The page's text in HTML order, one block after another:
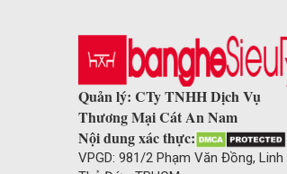
Quản lý: CTy TNHH Dịch Vụ
Thương Mại Cát An Nam
Nội dung xác thực:
VPGD: 981/2 Phạm Văn Đồng, Linh